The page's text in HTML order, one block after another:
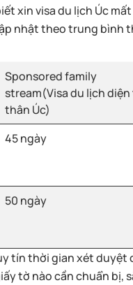
xin visa du lịch Úc
nhật theo trung bình
Sponsored family
stream(Visa du lịch
thân Úc)
45 ngày
50 ngày
tín thời gian xét duyệt
tờ nào cần chuẩn bị,